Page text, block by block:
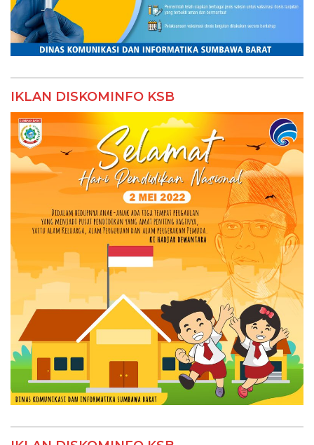
IKLAN DISKOMINFO KSB